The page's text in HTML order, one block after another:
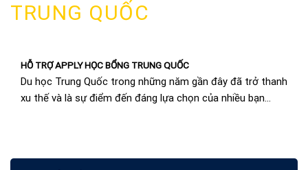
TRUNG QUỐC
HỖ TRỢ APPLY HỌC BỔNG TRUNG QUỐC
Du học Trung Quốc trong những năm gần đây đã trở thanh
xu thế và là sự điểm đến đáng lựa chọn của nhiều bạn...